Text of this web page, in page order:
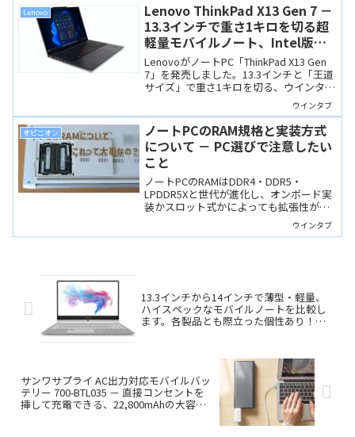
Lenovo
Lenovo ThinkPad X13 Gen 7 －
13.3インチで重さ1キロを切る超
軽量モバイルノート、Intel版と
AMD版を選べます
LenovoがノートPC「ThinkPad X13 Gen
7」を発売しました。13.3インチと「王道
サイズ」で重さ1キロを切る、ウインタブ
イチ押しのモバイルノートです。前世代
からCPUが新しくなりました。Intel CPU
とAMD CPUを選べます。
ウインタブ
オピニオン
ノートPCのRAM規格と実装方式
について － PC選びで注意したい
こと
ノートPCのRAMはDDR4・DDR5・
LPDDR5Xと世代が進化し、オンボード実
装かスロット式かによっても拡張性が変
わります。販売中の製品の例を挙げつ
つ、PC選びで注意したい点を考えてみま
ウインタブ
13.3インチから14インチで薄型・軽量、
ハイスペックなモバイルノートを比較し
ます。各製品とも際立った個性あり！
サンワサプライ AC出力対応モバイルバッ
テリー 700-BTL035 － 直接コンセントを
挿して充電できる、22,800mAhの大容量